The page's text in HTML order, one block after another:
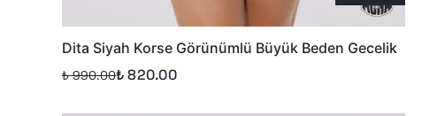
Dita Siyah Korse Görünümlü Büyük Beden Gecelik
₺ 990.00₺ 820.00